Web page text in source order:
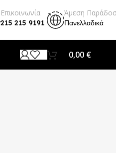
Επικοινωνία
215 215 9191
Άμεση
Πανελλαδικά
0,00 €